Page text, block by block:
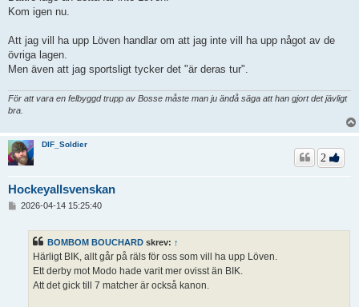
Kom igen nu.
Att jag vill ha upp Löven handlar om att jag inte vill ha upp något av de
övriga lagen.
Men även att jag sportsligt tycker det "är deras tur".
För att vara en felbyggd trupp av Bosse måste man ju ändå säga att han gjort det jävligt
bra.
DIF_Soldier
Hockeyallsvenskan
2
2026-04-14 15:25:40
BOMBOM BOUCHARD skrev: ↑
Härligt BIK, allt går på räls för oss som vill ha upp Löven.
Ett derby mot Modo hade varit mer ovisst än BIK.
Att det gick till 7 matcher är också kanon.